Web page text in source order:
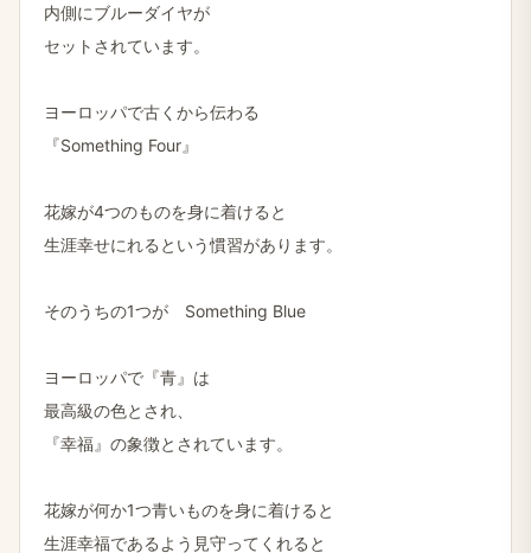
内側にブルーダイヤが
セットされています。
ヨーロッパで古くから伝わる
『Something Four』
花嫁が4つのものを身に着けると
生涯幸せにれるという慣習があります。
そのうちの1つが Something Blue
ヨーロッパで『青』は
最高級の色とされ、
『幸福』の象徴とされています。
花嫁が何か1つ青いものを身に着けると
生涯幸福であるよう見守ってくれると